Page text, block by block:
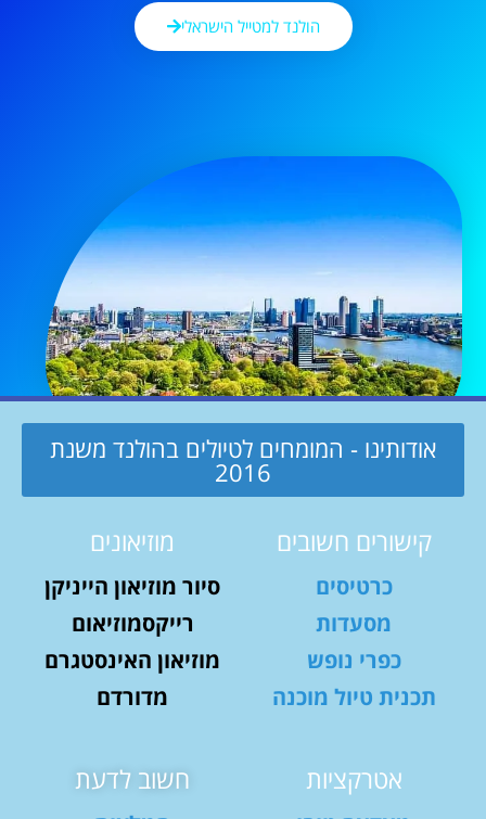
הולנד למטייל הישראלי
אודותינו - המומחים לטיולים בהולנד משנת
2016
קישורים חשובים
כרטיסים
מסעדות
כפרי נופש
תכנית טיול מוכנה
מוזיאונים
סיור מוזיאון הייניקן
רייקסמוזיאום
מוזיאון האינסטגרם
מדורדם
אטרקציות חשוב לדעת